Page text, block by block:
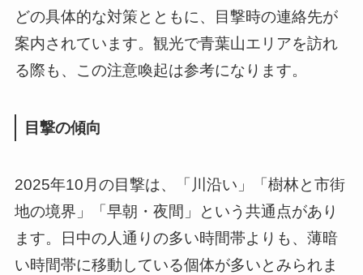
どの具体的な対策とともに、目撃時の連絡先が
案内されています。観光で青葉山エリアを訪れ
る際も、この注意喚起は参考になります。
目撃の傾向
2025年10月の目撃は、「川沿い」「樹林と市街
地の境界」「早朝・夜間」という共通点があり
ます。日中の人通りの多い時間帯よりも、薄暗
い時間帯に移動している個体が多いとみられま